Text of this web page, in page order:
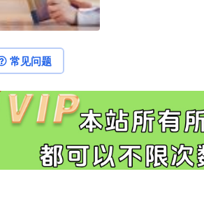
常见问题